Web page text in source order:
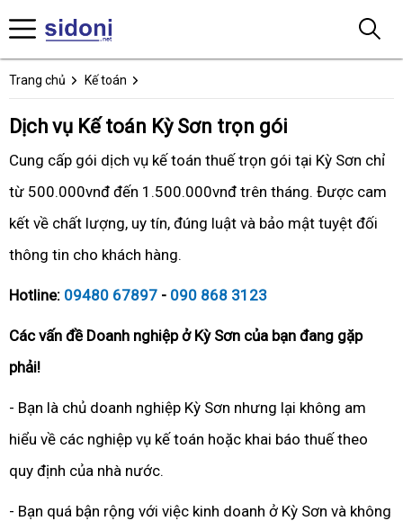
Trang chủ Kế toán
Dịch vụ Kế toán Kỳ Sơn trọn gói
Cung cấp gói dịch vụ kế toán thuế trọn gói tại Kỳ Sơn chỉ
từ 500.000vnđ đến 1.500.000vnđ trên tháng. Được cam
kết về chất lượng, uy tín, đúng luật và bảo mật tuyệt đối
thông tin cho khách hàng.
Hotline: 09480 67897 - 090 868 3123
Các vấn đề Doanh nghiệp ở Kỳ Sơn của bạn đang gặp
phải!
- Bạn là chủ doanh nghiệp Kỳ Sơn nhưng lại không am
hiểu về các nghiệp vụ kế toán hoặc khai báo thuế theo
quy định của nhà nước.
- Bạn quá bận rộng với việc kinh doanh ở Kỳ Sơn và không